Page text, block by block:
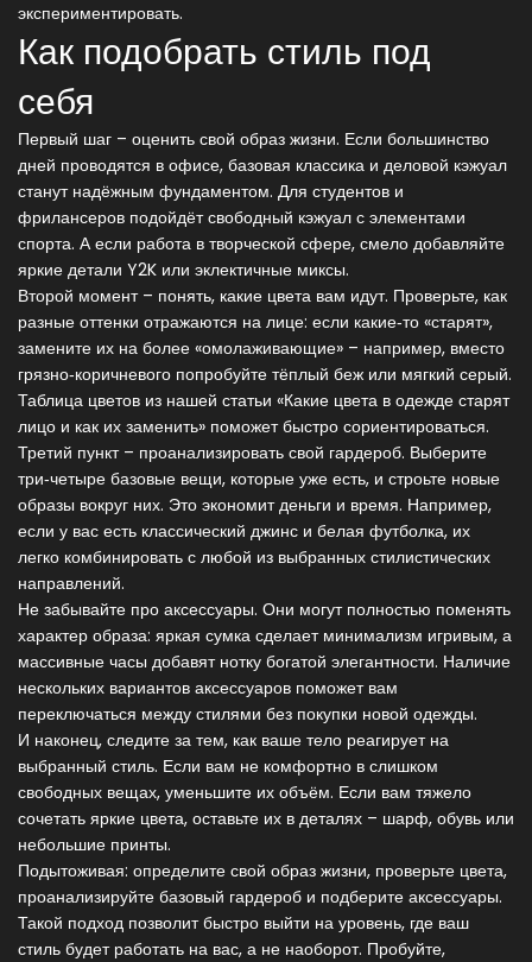
экспериментировать.
Как подобрать стиль под
себя
Первый шаг – оценить свой образ жизни. Если большинство
дней проводятся в офисе, базовая классика и деловой кэжуал
станут надёжным фундаментом. Для студентов и
фрилансеров подойдёт свободный кэжуал с элементами
спорта. А если работа в творческой сфере, смело добавляйте
яркие детали Y2K или эклектичные миксы.
Второй момент – понять, какие цвета вам идут. Проверьте, как
разные оттенки отражаются на лице: если какие‑то «старят»,
замените их на более «омолаживающие» – например, вместо
грязно‑коричневого попробуйте тёплый беж или мягкий серый.
Таблица цветов из нашей статьи «Какие цвета в одежде старят
лицо и как их заменить» поможет быстро сориентироваться.
Третий пункт – проанализировать свой гардероб. Выберите
три‑четыре базовые вещи, которые уже есть, и строьте новые
образы вокруг них. Это экономит деньги и время. Например,
если у вас есть классический джинс и белая футболка, их
легко комбинировать с любой из выбранных стилистических
направлений.
Не забывайте про аксессуары. Они могут полностью поменять
характер образа: яркая сумка сделает минимализм игривым, а
массивные часы добавят нотку богатой элегантности. Наличие
нескольких вариантов аксессуаров поможет вам
переключаться между стилями без покупки новой одежды.
И наконец, следите за тем, как ваше тело реагирует на
выбранный стиль. Если вам не комфортно в слишком
свободных вещах, уменьшите их объём. Если вам тяжело
сочетать яркие цвета, оставьте их в деталях – шарф, обувь или
небольшие принты.
Подытоживая: определите свой образ жизни, проверьте цвета,
проанализируйте базовый гардероб и подберите аксессуары.
Такой подход позволит быстро выйти на уровень, где ваш
стиль будет работать на вас, а не наоборот. Пробуйте,